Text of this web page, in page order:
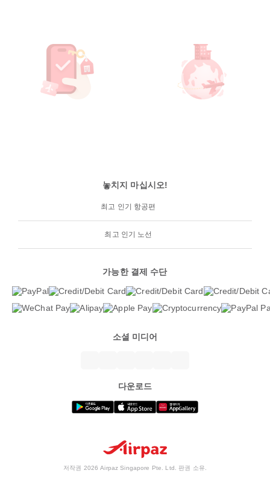
놓치지 마십시오!
최고 인기 항공편
최고 인기 노선
가능한 결제 수단
소셜 미디어
다운로드
저작권 2026 Airpaz Singapore Pte. Ltd. 판권 소유.